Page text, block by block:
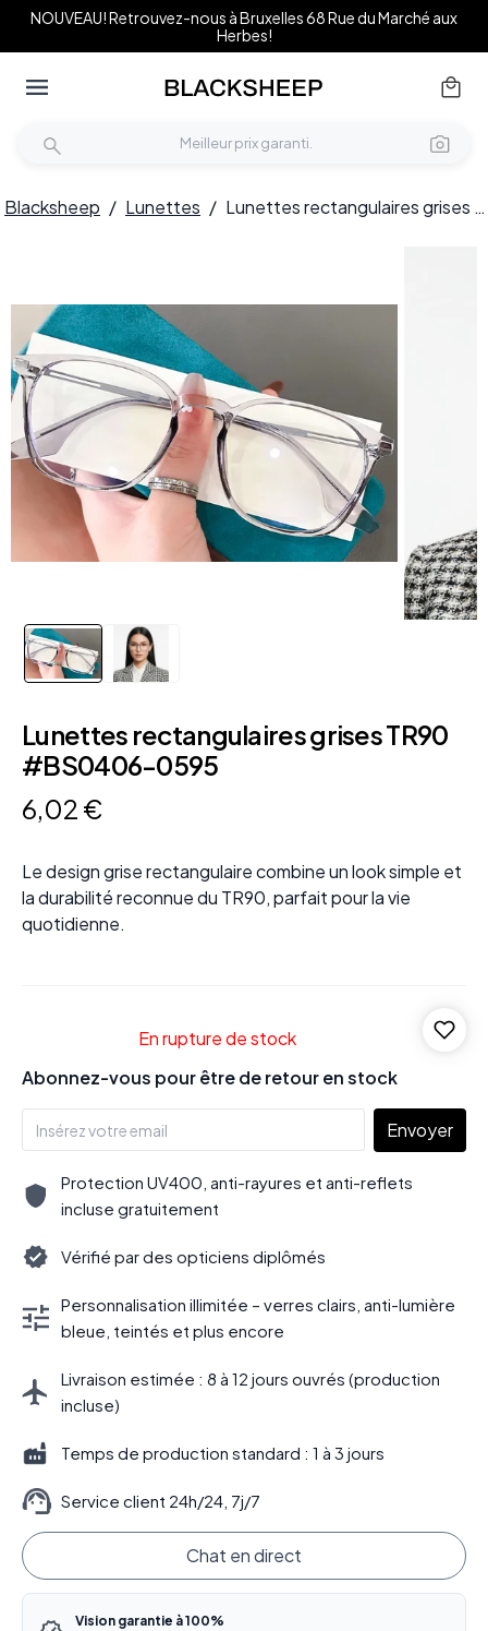
NOUVEAU! Retrouvez-nous à Bruxelles 68 Rue du Marché aux
Herbes!
Blacksheep / Lunettes / Lunettes rectangulaires grises TR90 #BS0406-0595
Lunettes rectangulaires grises TR90
#BS0406-0595
6,02 €
Le design grise rectangulaire combine un look simple et
la durabilité reconnue du TR90, parfait pour la vie
quotidienne.
En rupture de stock
Abonnez-vous pour être de retour en stock
Envoyer
Protection UV400, anti-rayures et anti-reflets
incluse gratuitement
Vérifié par des opticiens diplômés
Personnalisation illimitée – verres clairs, anti-lumière
bleue, teintés et plus encore
Livraison estimée : 8 à 12 jours ouvrés (production
incluse)
Temps de production standard : 1 à 3 jours
Service client 24h/24, 7j/7
Chat en direct
Vision garantie à 100%